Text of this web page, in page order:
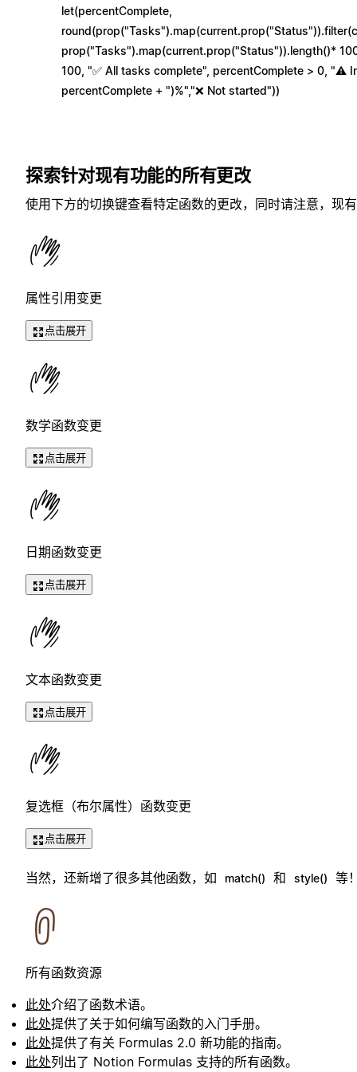
let(percentComplete,
prop("Tasks").map(current.prop("Status")).length()*
100, "✅ All tasks complete", percentComplete > 0, "⚠️
percentComplete + ")%","❌ Not started"))
探索针对现有功能的所有更改
使用下方的切换键查看特定函数的更改，同时请注意，现
属性引用变更
点击展开
数学函数变更
点击展开
日期函数变更
点击展开
文本函数变更
点击展开
复选框（布尔属性）函数变更
点击展开
当然，还新增了很多其他函数，如 match() 和 style() 等
所有函数资源
此处介绍了函数术语。
此处提供了关于如何编写函数的入门手册。
此处提供了有关 Formulas 2.0 新功能的指南。
此处列出了 Notion Formulas 支持的所有函数。